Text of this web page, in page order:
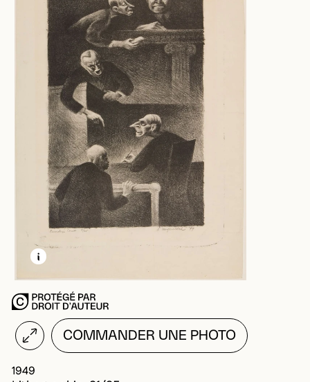
EN SAVOIR PLUS SUR CETTE IMAGE
OUVRIR LA MODALE
COMMANDER UNE PHOTO
1949